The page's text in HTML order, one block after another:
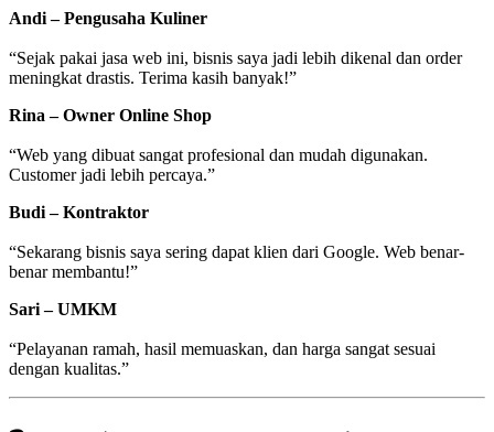
Andi – Pengusaha Kuliner
“Sejak pakai jasa web ini, bisnis saya jadi lebih dikenal dan order
meningkat drastis. Terima kasih banyak!”
Rina – Owner Online Shop
“Web yang dibuat sangat profesional dan mudah digunakan.
Customer jadi lebih percaya.”
Budi – Kontraktor
“Sekarang bisnis saya sering dapat klien dari Google. Web benar-
benar membantu!”
Sari – UMKM
“Pelayanan ramah, hasil memuaskan, dan harga sangat sesuai
dengan kualitas.”